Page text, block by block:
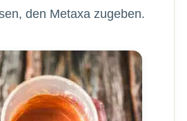
den Metaxa zugeben.